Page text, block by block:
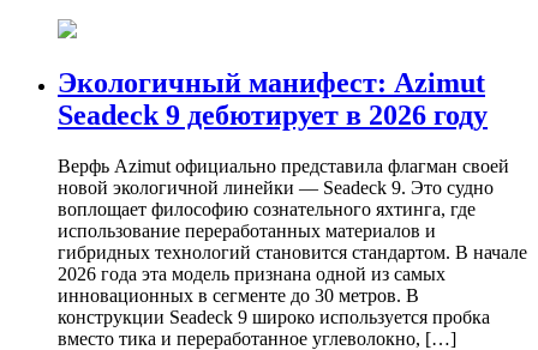
Экологичный манифест: Azimut
Seadeck 9 дебютирует в 2026 году
Верфь Azimut официально представила флагман своей
новой экологичной линейки — Seadeck 9. Это судно
воплощает философию сознательного яхтинга, где
использование переработанных материалов и
гибридных технологий становится стандартом. В начале
2026 года эта модель признана одной из самых
инновационных в сегменте до 30 метров. В
конструкции Seadeck 9 широко используется пробка
вместо тика и переработанное углеволокно, […]